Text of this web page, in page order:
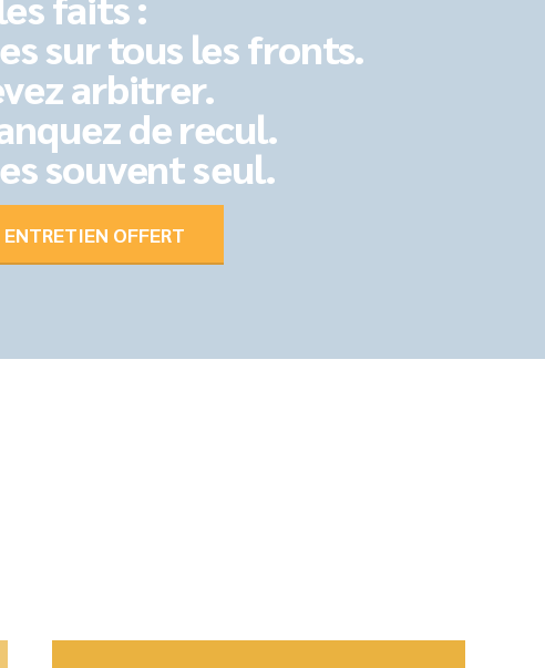
sur tous les fronts.
arbitrer.
de recul.
souvent seul.
ENTRETIEN OFFERT